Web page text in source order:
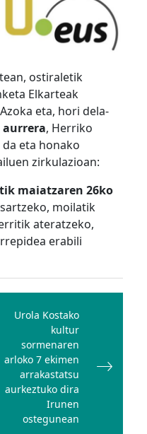
ostiraletik
Elkarteak
eta, hori dela-
, Herriko
eta honako
zirkulazioan:
maiatzaren 26ko
moilatik
ateratzeko,
erabili
Urola Kostako
kultur
sormenaren
arloko 7 ekimen
arrakastatsu
aurkeztuko dira
Irunen
ostegunean